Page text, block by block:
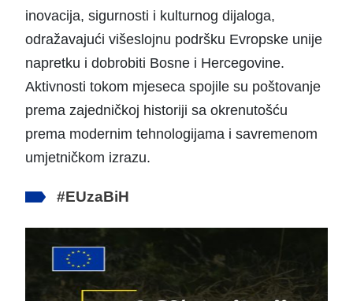
inovacija, sigurnosti i kulturnog dijaloga,
odražavajući višeslojnu podršku Evropske unije
napretku i dobrobiti Bosne i Hercegovine.
Aktivnosti tokom mjeseca spojile su poštovanje
prema zajedničkoj historiji sa okrenutošću
prema modernim tehnologijama i savremenom
umjetničkom izrazu.
#EUzaBiH